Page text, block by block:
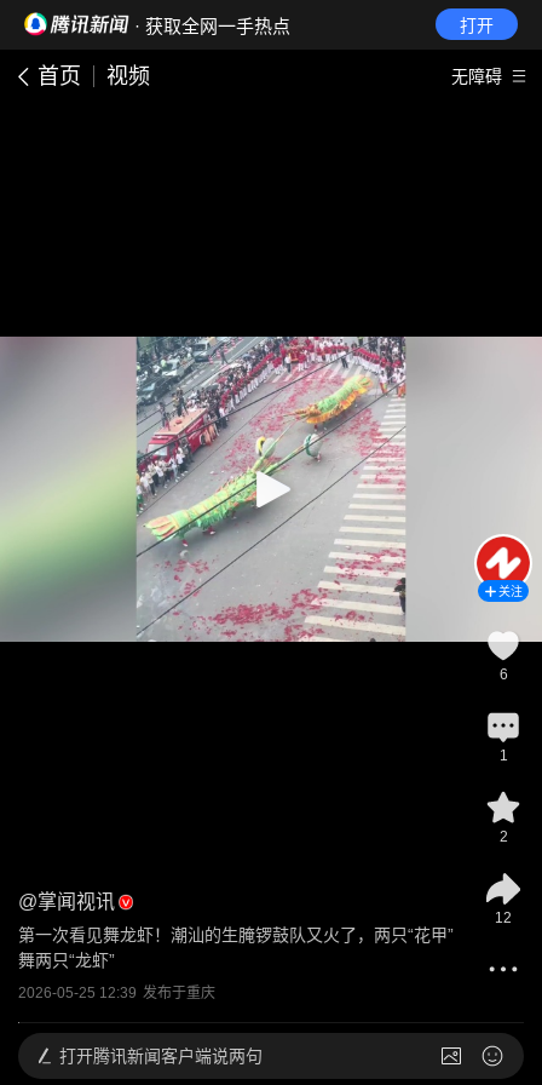
· 获取全网一手热点 打开
首页 视频 无障碍
@掌闻视讯
第一次看见舞龙虾！潮汕的生腌锣鼓队又火了，两只“花甲”
舞两只“龙虾”
2026-05-25 12:39 发布于重庆
关注
6
1
2
12
打开腾讯新闻客户端说两句